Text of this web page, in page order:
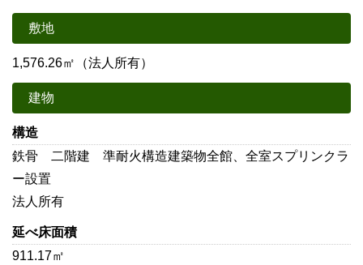
敷地
1,576.26㎡（法人所有）
建物
構造
鉄骨 二階建 準耐火構造建築物全館、全室スプリンクラ
ー設置
法人所有
延べ床面積
911.17㎡